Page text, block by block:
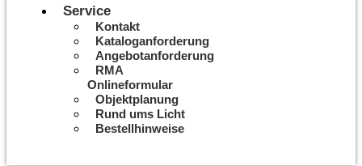
Service
Kontakt
Kataloganforderung
Angebotanforderung
RMA
Onlineformular
Objektplanung
Rund ums Licht
Bestellhinweise